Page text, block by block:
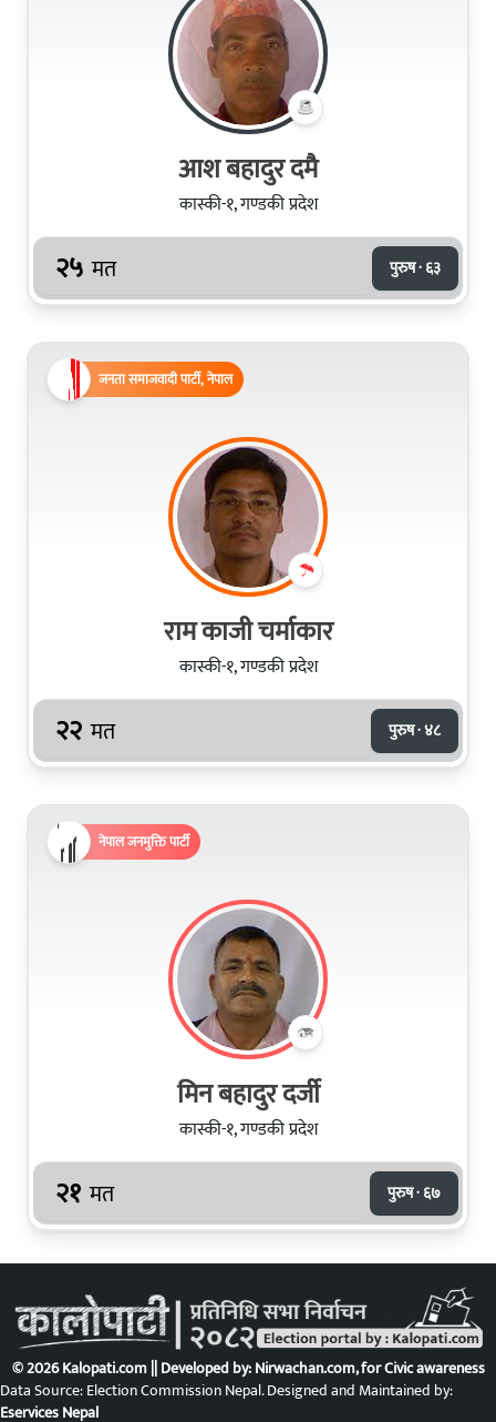
आश बहादुर दमै
कास्की-१, गण्डकी प्रदेश
२५ मत पुरुष · ६३
जनता समाजवादी पार्टी, नेपाल
राम काजी चर्माकार
कास्की-१, गण्डकी प्रदेश
२२ मत पुरुष · ४८
नेपाल जनमुक्ति पार्टी
मिन बहादुर दर्जी
कास्की-१, गण्डकी प्रदेश
२१ मत पुरुष · ६७
© 2026 Kalopati.com || Developed by:Nirwachan.com, for Civic awareness
Data Source: Election Commission Nepal. Designed and Maintained by:
Eservices Nepal